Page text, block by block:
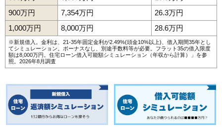
900万円
7,354万円
26.3万円
1,000万円
8,000万円 28.6万円
※新規借入。金利は、21-35年固定金利が2.49%(頭金10%以上)、借入期間35年とし
てシミュレーション。ボーナスなし、別途手数料等が必要。フラット35の借入限度
額は8,000万円。 住宅ローン借入可能額シミュレーション（年収から計算）
」を参
照。2026年8月調査